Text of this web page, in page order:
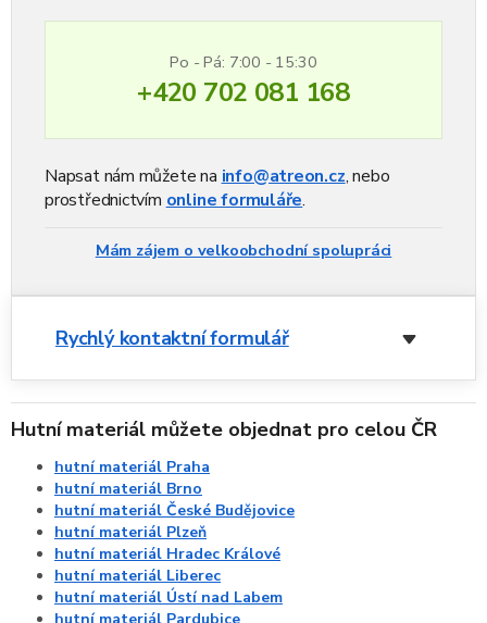
Po - Pá: 7:00 - 15:30
+420 702 081 168
Napsat nám můžete na info@atreon.cz, nebo
prostřednictvím online formuláře.
Mám zájem o velkoobchodní spolupráci
Rychlý kontaktní formulář
Hutní materiál můžete objednat pro celou ČR
hutní materiál Praha
hutní materiál Brno
hutní materiál České Budějovice
hutní materiál Plzeň
hutní materiál Hradec Králové
hutní materiál Liberec
hutní materiál Ústí nad Labem